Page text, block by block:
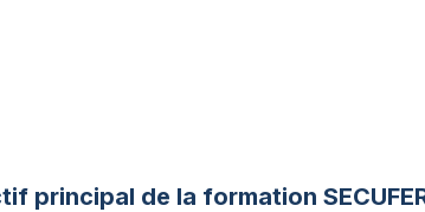
principal de la formation